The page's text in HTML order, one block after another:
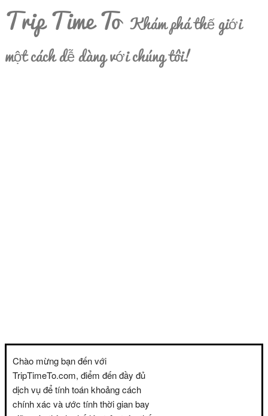
Trip Time To Khám phá thế giới
một cách dễ dàng với chúng tôi!
Chào mừng bạn đến với
TripTimeTo.com, điểm đến đầy đủ
dịch vụ để tính toán khoảng cách
chính xác và ước tính thời gian bay